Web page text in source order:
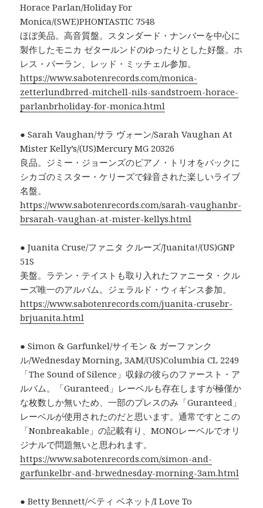
Horace Parlan/Holiday For
Monica/(SWE)PHONTASTIC 7548
ほぼ美品。高音質盤。スタンダード・ナンバーを中心に
製作したモニカ ゼタールンドのゆったりとした好盤。ホ
レス・パーラン、レッド・ミッチェル参加。
https://www.sabotenrecords.com/monica-
zetterlundbrred-mitchell-nils-sandstroem-horace-
parlanbrholiday-for-monica.html
● Sarah Vaughan/サラ ヴォーン/Sarah Vaughan At
Mister Kelly’s/(US)Mercury MG 20326
良品。ジミー・ジョーンズのピアノ・トリオをバックに
シカゴのミスター・ケリーズで録音された楽しいライブ
名盤。
https://www.sabotenrecords.com/sarah-vaughanbr-
brsarah-vaughan-at-mister-kellys.html
● Juanita Cruse/ファニタ クルーズ/Juanita!/(US)GNP
51S
美盤。ラテン・テイストも取り入れたファニータ・クル
ーズ唯一のアルバム。ジェラルド・ウィギンス参加。
https://www.sabotenrecords.com/juanita-crusebr-
brjuanita.html
● Simon & Garfunkel/サイモン & ガーファンク
ル/Wednesday Morning, 3AM/(US)Columbia CL 2249
「The Sound of Silence」収録の彼らのファースト・ア
ルバム。「Guranteed」レーベルも存在しますが極僅か
な枚数しか無いため、一部のプレスのみ「Guranteed」
レーベルが使用されたのだと思います。通常ですとこの
「Nonbreakable」の記載有り、MONOレーベルでオリ
ジナルで問題無いと思われます。
https://www.sabotenrecords.com/simon-and-
garfunkelbr-and-brwednesday-morning-3am.html
● Betty Bennett/ベティ ベネット/I Love To